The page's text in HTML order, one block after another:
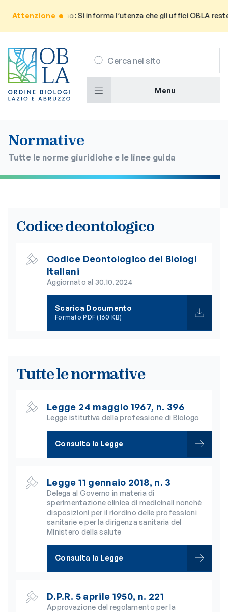
AttenzioneAvviso: Si informa l’utenza che gli uffici OBLA
CERCA
Menu
Normative
Tutte le norme giuridiche e le linee guida
Codice deontologico
Codice Deontologico dei Biologi
Italiani
Aggiornato al 30.10.2024
Scarica Documento
Formato PDF (160 KB)
Tutte le normative
Legge 24 maggio 1967, n. 396
Legge istitutiva della professione di Biologo
Consulta la Legge
Legge 11 gennaio 2018, n. 3
Delega al Governo in materia di
sperimentazione clinica di medicinali nonchè
disposizioni per il riordino delle professioni
sanitarie e per la dirigenza sanitaria del
Ministero della salute
Consulta la Legge
D.P.R. 5 aprile 1950, n. 221
Approvazione del regolamento per la